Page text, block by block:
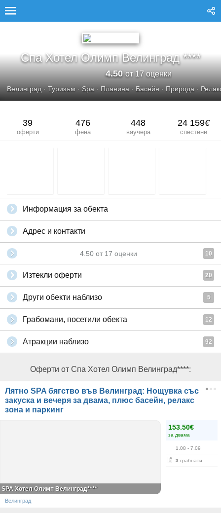
Спа Хотел Олимп Велинград ****
4.50от 17 оценки
Велинград · Туризъм · Spa · Планина · Басейн · Природа ·
39
оферти
476
фена
448
ваучера
24 159€
спестени
Информация за обекта
Адрес и контакти
4.50 от 17 оценки 10
Изтекли оферти 20
Други обекти наблизо 5
Грабомани, посетили обекта 12
Атракции наблизо 92
Оферти от Спа Хотел Олимп Велинград****:
Лятно SPA бягство във Велинград: Нощувка със
закуска и вечеря за двама, плюс басейн, релакс
зона и паркинг
153.50€
за двама
1.08 - 7.09
3 грабнати
SPA Хотел Олимп Велинград****
Велинград